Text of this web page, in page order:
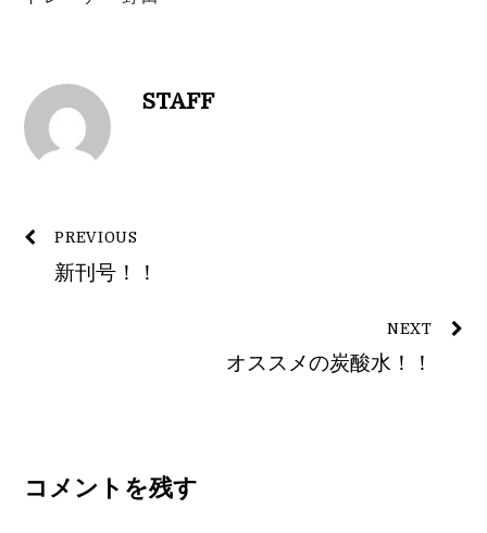
STAFF
PREVIOUS
新刊号！！
NEXT
オススメの炭酸水！！
コメントを残す